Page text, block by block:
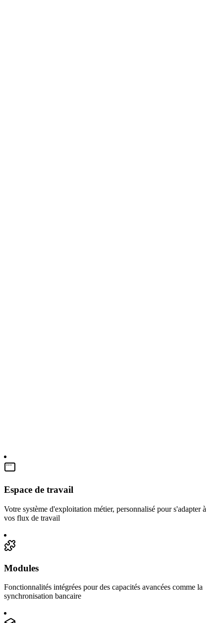
Espace de travail
Votre système d'exploitation métier, personnalisé pour s'adapter à
vos flux de travail
Modules
Fonctionnalités intégrées pour des capacités avancées comme la
synchronisation bancaire